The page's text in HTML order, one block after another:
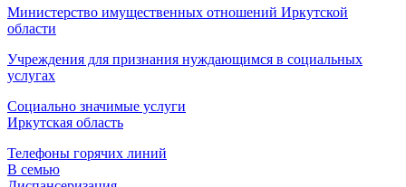
Министерство имущественных отношений Иркутской
области
Учреждения для признания нуждающимся в социальных
услугах
Социально значимые услуги
Иркутская область
Телефоны горячих линий
В семью